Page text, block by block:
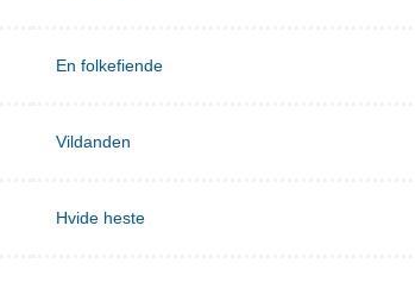
En folkefiende
Vildanden
Hvide heste